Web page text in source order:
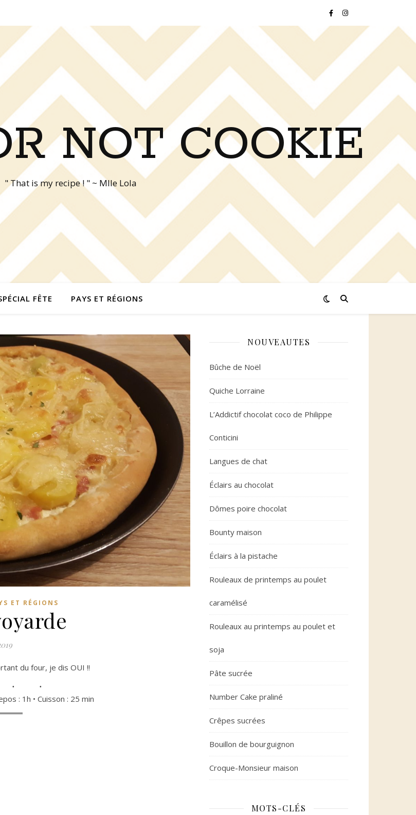
NOT COOKIE
" That is my recipe ! " ~ Mlle Lola
FÊTE PAYS ET RÉGIONS
ET RÉGIONS
du four, je dis OUI !!
: 1h • Cuisson : 25 min
NOUVEAUTES
Bûche de Noël
Quiche Lorraine
L’Addictif chocolat coco de Philippe
Conticini
Langues de chat
Éclairs au chocolat
Dômes poire chocolat
Bounty maison
Éclairs à la pistache
Rouleaux de printemps au poulet
caramélisé
Rouleaux au printemps au poulet et
soja
Pâte sucrée
Number Cake praliné
Crêpes sucrées
Bouillon de bourguignon
Croque-Monsieur maison
MOTS-CLÉS